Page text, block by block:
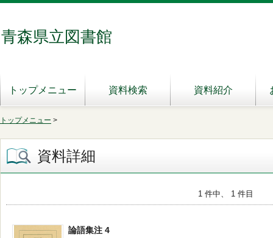
青森県立図書館
トップメニュー 資料検索 資料紹介
トップメニュー >
資料詳細
1 件中、 1 件目
論語集注 4